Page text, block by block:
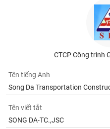
CTCP Công trình
Tên tiếng Anh
Song Da Transportation
Tên viết tắt
SONG DA-TC.,JSC